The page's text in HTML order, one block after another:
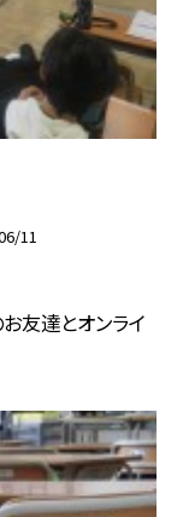
11
友達とオンライ